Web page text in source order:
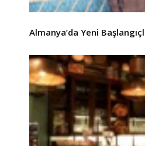
Almanya’da Yeni